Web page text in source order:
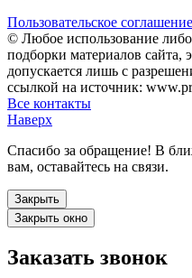
Пользовательское соглашение
© Любое использование
подборки материалов сайта,
допускается лишь с
ссылкой на источник:
Все контакты
Наверх
Спасибо за обращение! В
вам, оставайтесь на связи.
Закрыть
Закрыть окно
Заказать звонок